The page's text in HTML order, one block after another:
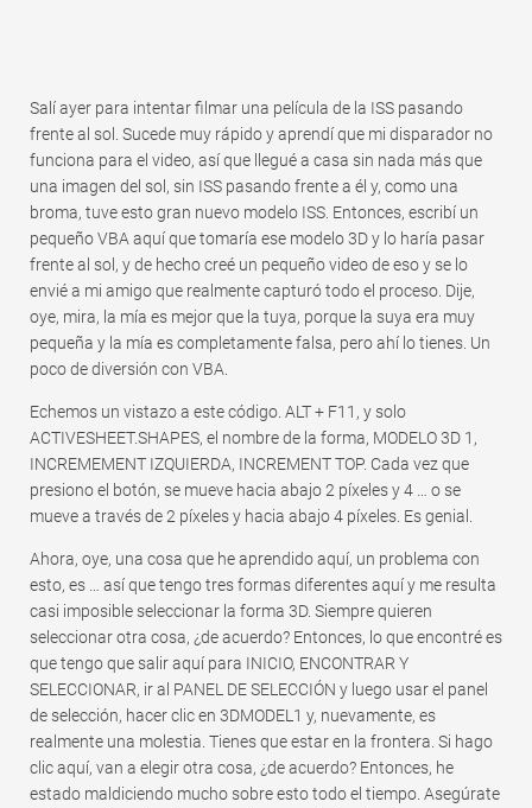
Salí ayer para intentar filmar una película de la ISS pasando
frente al sol. Sucede muy rápido y aprendí que mi disparador no
funciona para el video, así que llegué a casa sin nada más que
una imagen del sol, sin ISS pasando frente a él y, como una
broma, tuve esto gran nuevo modelo ISS. Entonces, escribí un
pequeño VBA aquí que tomaría ese modelo 3D y lo haría pasar
frente al sol, y de hecho creé un pequeño video de eso y se lo
envié a mi amigo que realmente capturó todo el proceso. Dije,
oye, mira, la mía es mejor que la tuya, porque la suya era muy
pequeña y la mía es completamente falsa, pero ahí lo tienes. Un
poco de diversión con VBA.
Echemos un vistazo a este código. ALT + F11, y solo
ACTIVESHEET.SHAPES, el nombre de la forma, MODELO 3D 1,
INCREMEMENT IZQUIERDA, INCREMENT TOP. Cada vez que
presiono el botón, se mueve hacia abajo 2 píxeles y 4 … o se
mueve a través de 2 píxeles y hacia abajo 4 píxeles. Es genial.
Ahora, oye, una cosa que he aprendido aquí, un problema con
esto, es … así que tengo tres formas diferentes aquí y me resulta
casi imposible seleccionar la forma 3D. Siempre quieren
seleccionar otra cosa, ¿de acuerdo? Entonces, lo que encontré es
que tengo que salir aquí para INICIO, ENCONTRAR Y
SELECCIONAR, ir al PANEL DE SELECCIÓN y luego usar el panel
de selección, hacer clic en 3DMODEL1 y, nuevamente, es
realmente una molestia. Tienes que estar en la frontera. Si hago
clic aquí, van a elegir otra cosa, ¿de acuerdo? Entonces, he
estado maldiciendo mucho sobre esto todo el tiempo. Asegúrate